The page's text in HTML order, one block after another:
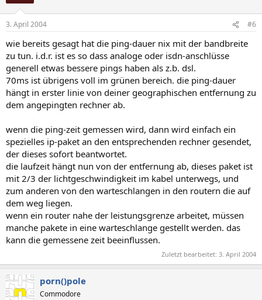
3. April 2004 #6
wie bereits gesagt hat die ping-dauer nix mit der bandbreite
zu tun. i.d.r. ist es so dass analoge oder isdn-anschlüsse
generell etwas bessere pings haben als z.b. dsl.
70ms ist übrigens voll im grünen bereich. die ping-dauer
hängt in erster linie von deiner geographischen entfernung zu
dem angepingten rechner ab.
wenn die ping-zeit gemessen wird, dann wird einfach ein
spezielles ip-paket an den entsprechenden rechner gesendet,
der dieses sofort beantwortet.
die laufzeit hängt nun von der entfernung ab, dieses paket ist
mit 2/3 der lichtgeschwindigkeit im kabel unterwegs, und
zum anderen von den warteschlangen in den routern die auf
dem weg liegen.
wenn ein router nahe der leistungsgrenze arbeitet, müssen
manche pakete in eine warteschlange gestellt werden. das
kann die gemessene zeit beeinflussen.
Zuletzt bearbeitet: 3. April 2004
porn()pole
Commodore